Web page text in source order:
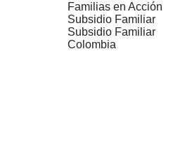
Familias en Acción
Subsidio Familiar
Subsidio Familiar
Colombia